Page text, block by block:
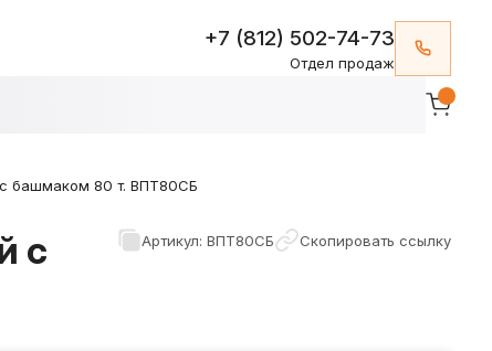
+7 (812) 502-74-73
Отдел продаж
башмаком 80 т. ВПТ80СБ
с
Артикул: ВПТ80СБ Скопировать ссылку